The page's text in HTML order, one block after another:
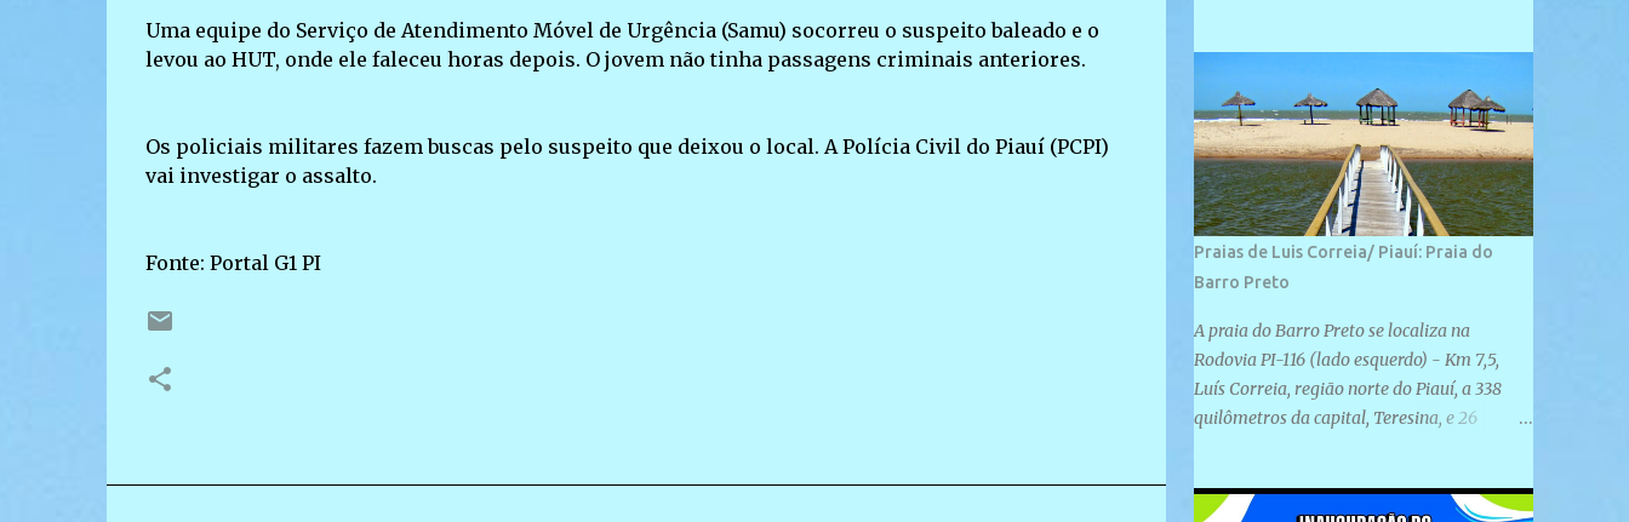
Uma equipe do Serviço de Atendimento Móvel de Urgência (Samu) socorreu o suspeito baleado e o
levou ao HUT, onde ele faleceu horas depois. O jovem não tinha passagens criminais anteriores.
Os policiais militares fazem buscas pelo suspeito que deixou o local. A Polícia Civil do Piauí (PCPI)
vai investigar o assalto.
Fonte: Portal G1 PI
localizada na Rua São José, 98 Barrinha -
Cajueiro da Praia.
Praias de Luis Correia/ Piauí: Praia do
Barro Preto
A praia do Barro Preto se localiza na
Rodovia PI-116 (lado esquerdo) - Km 7,5,
Luís Correia, região norte do Piauí, a 338
quilômetros da capital, Teresina, e 26
plana e retilínea na maior parte de sua